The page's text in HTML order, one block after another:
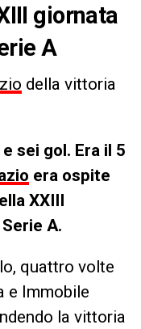
giornata
A
della vittoria
sei gol. Era il 5
era ospite
XXIII
A.
quattro volte
e Immobile
la vittoria